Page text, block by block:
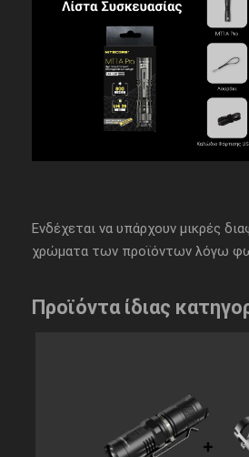
Ενδέχεται να υπάρχουν μικρές
χρώματα των προϊόντων λόγω
Προϊόντα ίδιας